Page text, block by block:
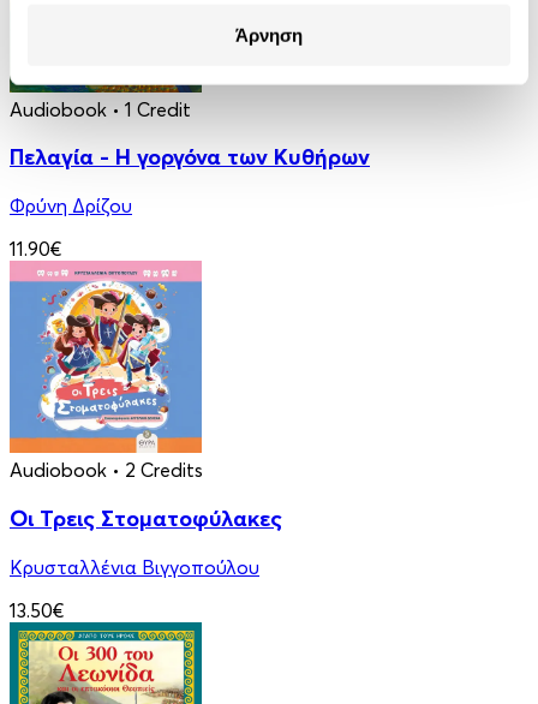
Άρνηση
Audiobook • 1 Credit
Πελαγία - Η γοργόνα των Κυθήρων
Φρύνη Δρίζου
11.90€
Audiobook • 2 Credits
Οι Τρεις Στοματοφύλακες
Κρυσταλλένια Βιγγοπούλου
13.50€